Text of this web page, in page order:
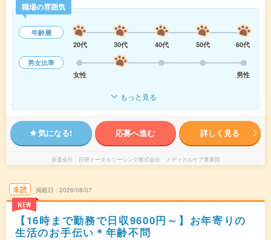
職場の雰囲気
年齢層
20代
30代 40代 50代
60代
男女比率
女性
男性
もっと見る
気になる! 応募へ進む 詳しく見る
派遣会社 日研トータルソーシング株式会社 メディカルケア事業部
未読
NEW
掲載日 2026/08/07
【16時まで勤務で日収9600円～】お年寄りの
生活のお手伝い＊年齢不問